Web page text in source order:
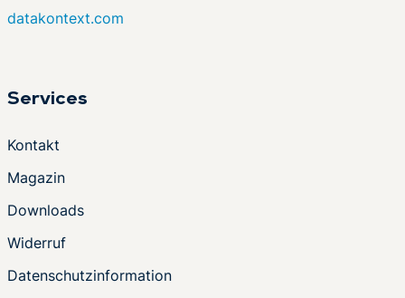
datakontext.com
Services
Kontakt
Magazin
Downloads
Widerruf
Datenschutzinformation